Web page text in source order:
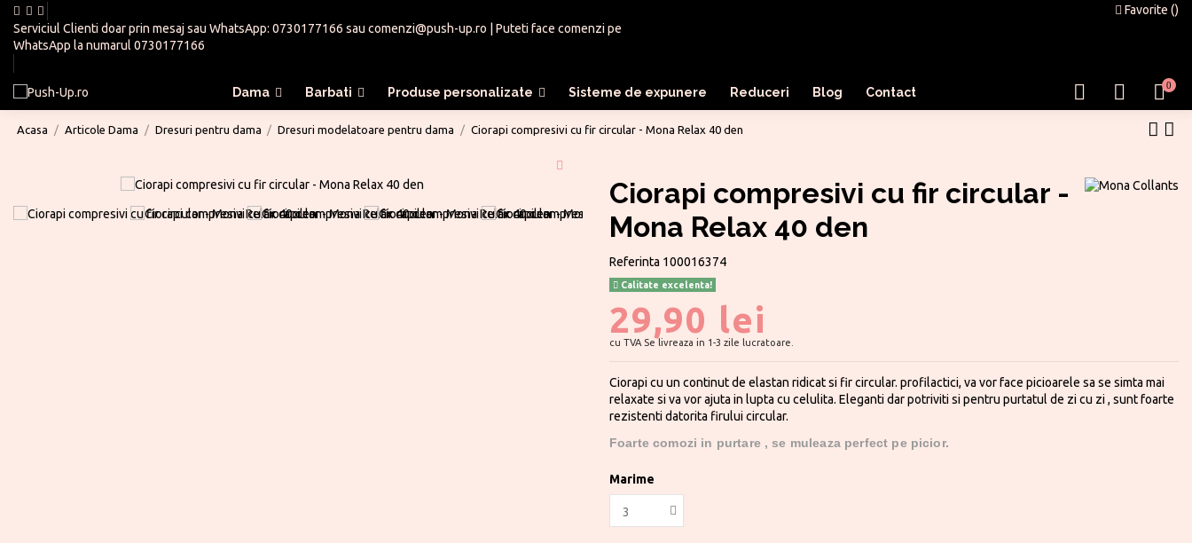
Serviciul Clienti doar prin mesaj sau WhatsApp: 0730177166 sau comenzi@push-up.ro | Puteti face comenzi pe
WhatsApp la numarul 0730177166
Favorite ()
Dama Barbati Produse personalizate Sisteme de expunere Reduceri Blog Contact
0
Acasa Articole Dama Dresuri pentru dama Dresuri modelatoare pentru dama Ciorapi compresivi cu fir circular - Mona Relax 40 den
Ciorapi compresivi cu fir circular -
Mona Relax 40 den
Referinta 100016374
Calitate excelenta!
29,90 lei
cu TVA Se livreaza in 1-3 zile lucratoare.
Ciorapi cu un continut de elastan ridicat si fir circular. profilactici, va vor face picioarele sa se simta mai
relaxate si va vor ajuta in lupta cu celulita. Eleganti dar potriviti si pentru purtatul de zi cu zi , sunt foarte
rezistenti datorita firului circular.
Foarte comozi in purtare , se muleaza perfect pe picior.
Marime